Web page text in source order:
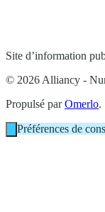
Site d’information
© 2026 Alliancy -
Propulsé parOmerlo.
Préférences de